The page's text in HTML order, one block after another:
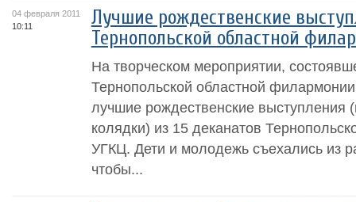
04 февраля 2011
10:11
Лучшие рождественские
Тернопольской областной
На творческом мероприятии,
Тернопольской областной
лучшие рождественские выступления
колядки) из 15 деканатов
УГКЦ. Дети и молодежь съехались из
чтобы...